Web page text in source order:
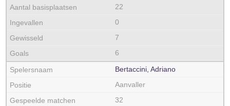
22
0
7
6
Bertaccini, Adriano
Aanvaller
32